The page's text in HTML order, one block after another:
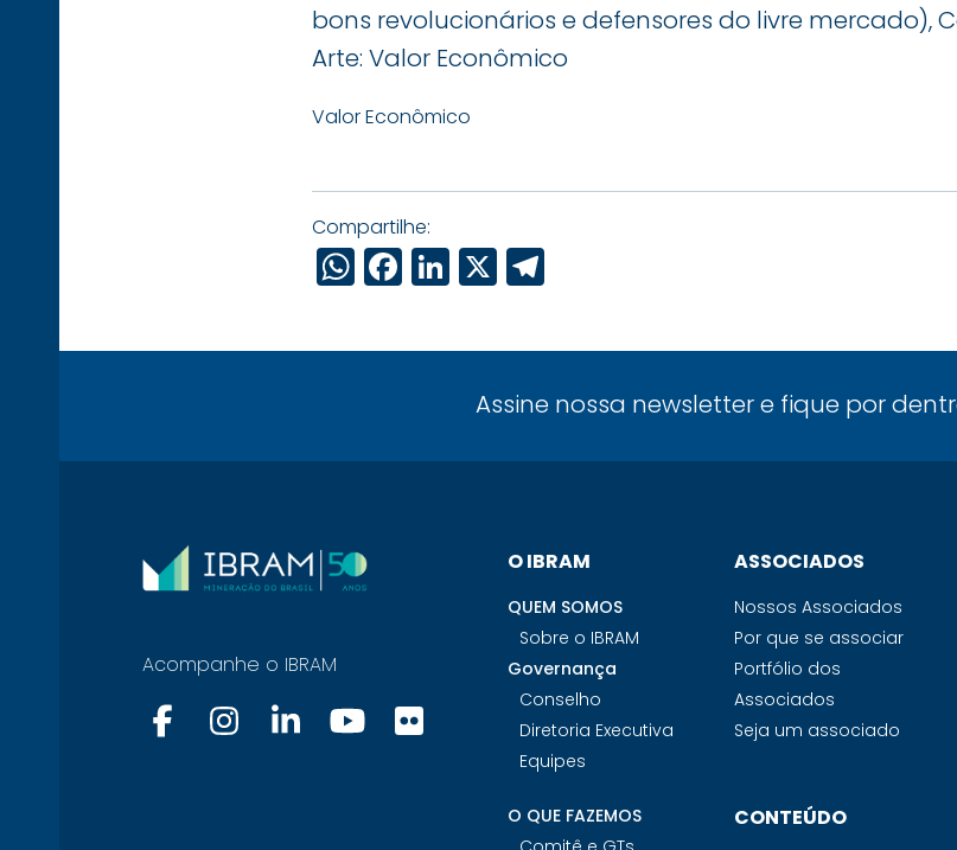
bons revolucionários e defensores do livre mercado),
Arte: Valor Econômico
Valor Econômico
Compartilhe:
WhatsApp
Facebook
LinkedIn
X Telegram
Assine nossa newsletter e fique por
Acompanhe o IBRAM
O IBRAM
QUEM SOMOS
Sobre o IBRAM
Governança
Conselho
Diretoria Executiva
Equipes
O QUE FAZEMOS
ASSOCIADOS
Nossos Associados
Por que se associar
Portfólio dos
Associados
Seja um associado
CONTEÚDO